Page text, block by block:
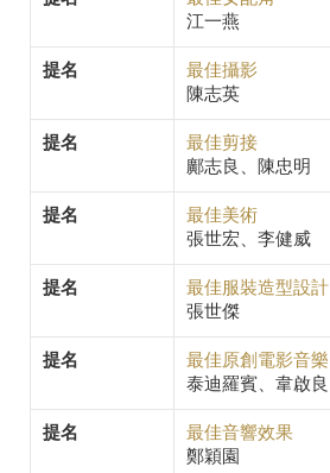
江一燕
提名
最佳攝影
陳志英
提名
最佳剪接
鄺志良、陳忠明
提名
最佳美術
張世宏、李健威
提名
最佳服裝造型設計
張世傑
提名
最佳原創電影音樂
泰迪羅賓、韋啟良
提名
最佳音響效果
鄭穎園